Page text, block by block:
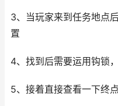
3、当玩家来到任务地点
置
4、找到后需要运用钩锁
5、接着直接查看一下终